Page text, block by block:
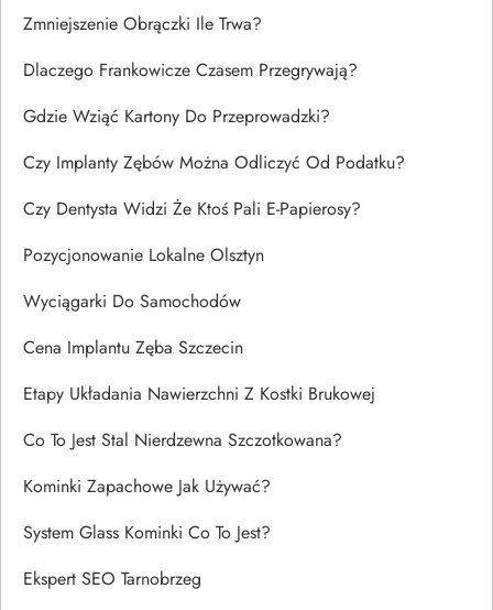
Zmniejszenie Obrączki Ile Trwa?
Dlaczego Frankowicze Czasem Przegrywają?
Gdzie Wziąć Kartony Do Przeprowadzki?
Czy Implanty Zębów Można Odliczyć Od Podatku?
Czy Dentysta Widzi Że Ktoś Pali E-Papierosy?
Pozycjonowanie Lokalne Olsztyn
Wyciągarki Do Samochodów
Cena Implantu Zęba Szczecin
Etapy Układania Nawierzchni Z Kostki Brukowej
Co To Jest Stal Nierdzewna Szczotkowana?
Kominki Zapachowe Jak Używać?
System Glass Kominki Co To Jest?
Ekspert SEO Tarnobrzeg